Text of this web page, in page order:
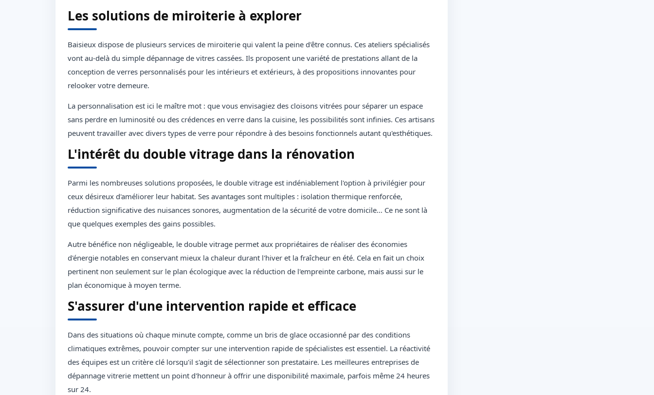
Les solutions de miroiterie à explorer
Baisieux dispose de plusieurs services de miroiterie qui valent la peine d'être connus. Ces ateliers spécialisés
vont au-delà du simple dépannage de vitres cassées. Ils proposent une variété de prestations allant de la
conception de verres personnalisés pour les intérieurs et extérieurs, à des propositions innovantes pour
relooker votre demeure.
La personnalisation est ici le maître mot : que vous envisagiez des cloisons vitrées pour séparer un espace
sans perdre en luminosité ou des crédences en verre dans la cuisine, les possibilités sont infinies. Ces artisans
peuvent travailler avec divers types de verre pour répondre à des besoins fonctionnels autant qu'esthétiques.
L'intérêt du double vitrage dans la rénovation
Parmi les nombreuses solutions proposées, le double vitrage est indéniablement l'option à privilégier pour
ceux désireux d'améliorer leur habitat. Ses avantages sont multiples : isolation thermique renforcée,
réduction significative des nuisances sonores, augmentation de la sécurité de votre domicile... Ce ne sont là
que quelques exemples des gains possibles.
Autre bénéfice non négligeable, le double vitrage permet aux propriétaires de réaliser des économies
d'énergie notables en conservant mieux la chaleur durant l'hiver et la fraîcheur en été. Cela en fait un choix
pertinent non seulement sur le plan écologique avec la réduction de l'empreinte carbone, mais aussi sur le
plan économique à moyen terme.
S'assurer d'une intervention rapide et efficace
Dans des situations où chaque minute compte, comme un bris de glace occasionné par des conditions
climatiques extrêmes, pouvoir compter sur une intervention rapide de spécialistes est essentiel. La réactivité
des équipes est un critère clé lorsqu'il s'agit de sélectionner son prestataire. Les meilleures entreprises de
dépannage vitrerie mettent un point d'honneur à offrir une disponibilité maximale, parfois même 24 heures
sur 24.